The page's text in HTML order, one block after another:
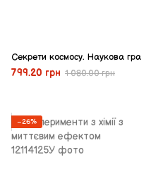
Секрети космосу. Наукова гра
799.20 грн 1 080.00 грн
−26%